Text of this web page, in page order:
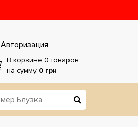
Авторизация
В корзине 0 товаров
на сумму 0 грн